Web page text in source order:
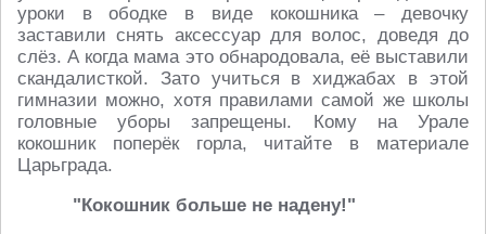
уроки в ободке в виде кокошника – девочку
заставили снять аксессуар для волос, доведя до
слёз. А когда мама это обнародовала, её выставили
скандалисткой. Зато учиться в хиджабах в этой
гимназии можно, хотя правилами самой же школы
головные уборы запрещены. Кому на Урале
кокошник поперёк горла, читайте в материале
Царьграда.
"Кокошник больше не надену!"